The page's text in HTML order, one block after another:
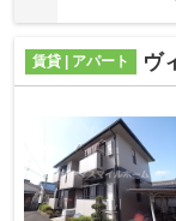
賃貸 | アパート ヴ